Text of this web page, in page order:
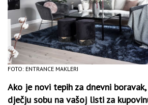
FOTO: ENTRANCE MAKLERI
Ako je novi tepih za dnevni
dječju sobu na vašoj listi za